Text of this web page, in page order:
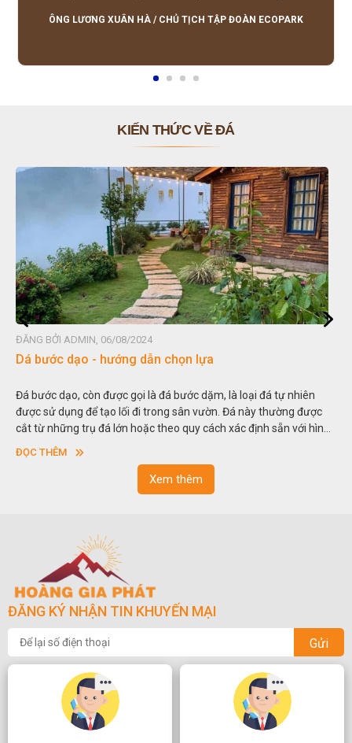
lượng tốt, giá hợp lý, hỗ trợ tận tình.
ÔNG LƯƠNG XUÂN HÀ / CHỦ TỊCH TẬP ĐOÀN ECOPARK
KIẾN THỨC VỀ ĐÁ
ĐĂNG BỞI ADMIN, 06/08/2024
Dá bước dạo - hướng dẫn chọn lựa
Đá bước dạo, còn được gọi là đá bước dặm, là loại đá tự nhiên
được sử dụng để tạo lối đi trong sân vườn. Đá này thường được
cắt từ những trụ đá lớn hoặc theo quy cách xác định sẵn với hình
vuông hoặc hình chữ nhật và có độ dày khác nhau.
ĐỌC THÊM
Xem thêm
ĐĂNG KÝ NHẬN TIN KHUYẾN MẠI
Gửi